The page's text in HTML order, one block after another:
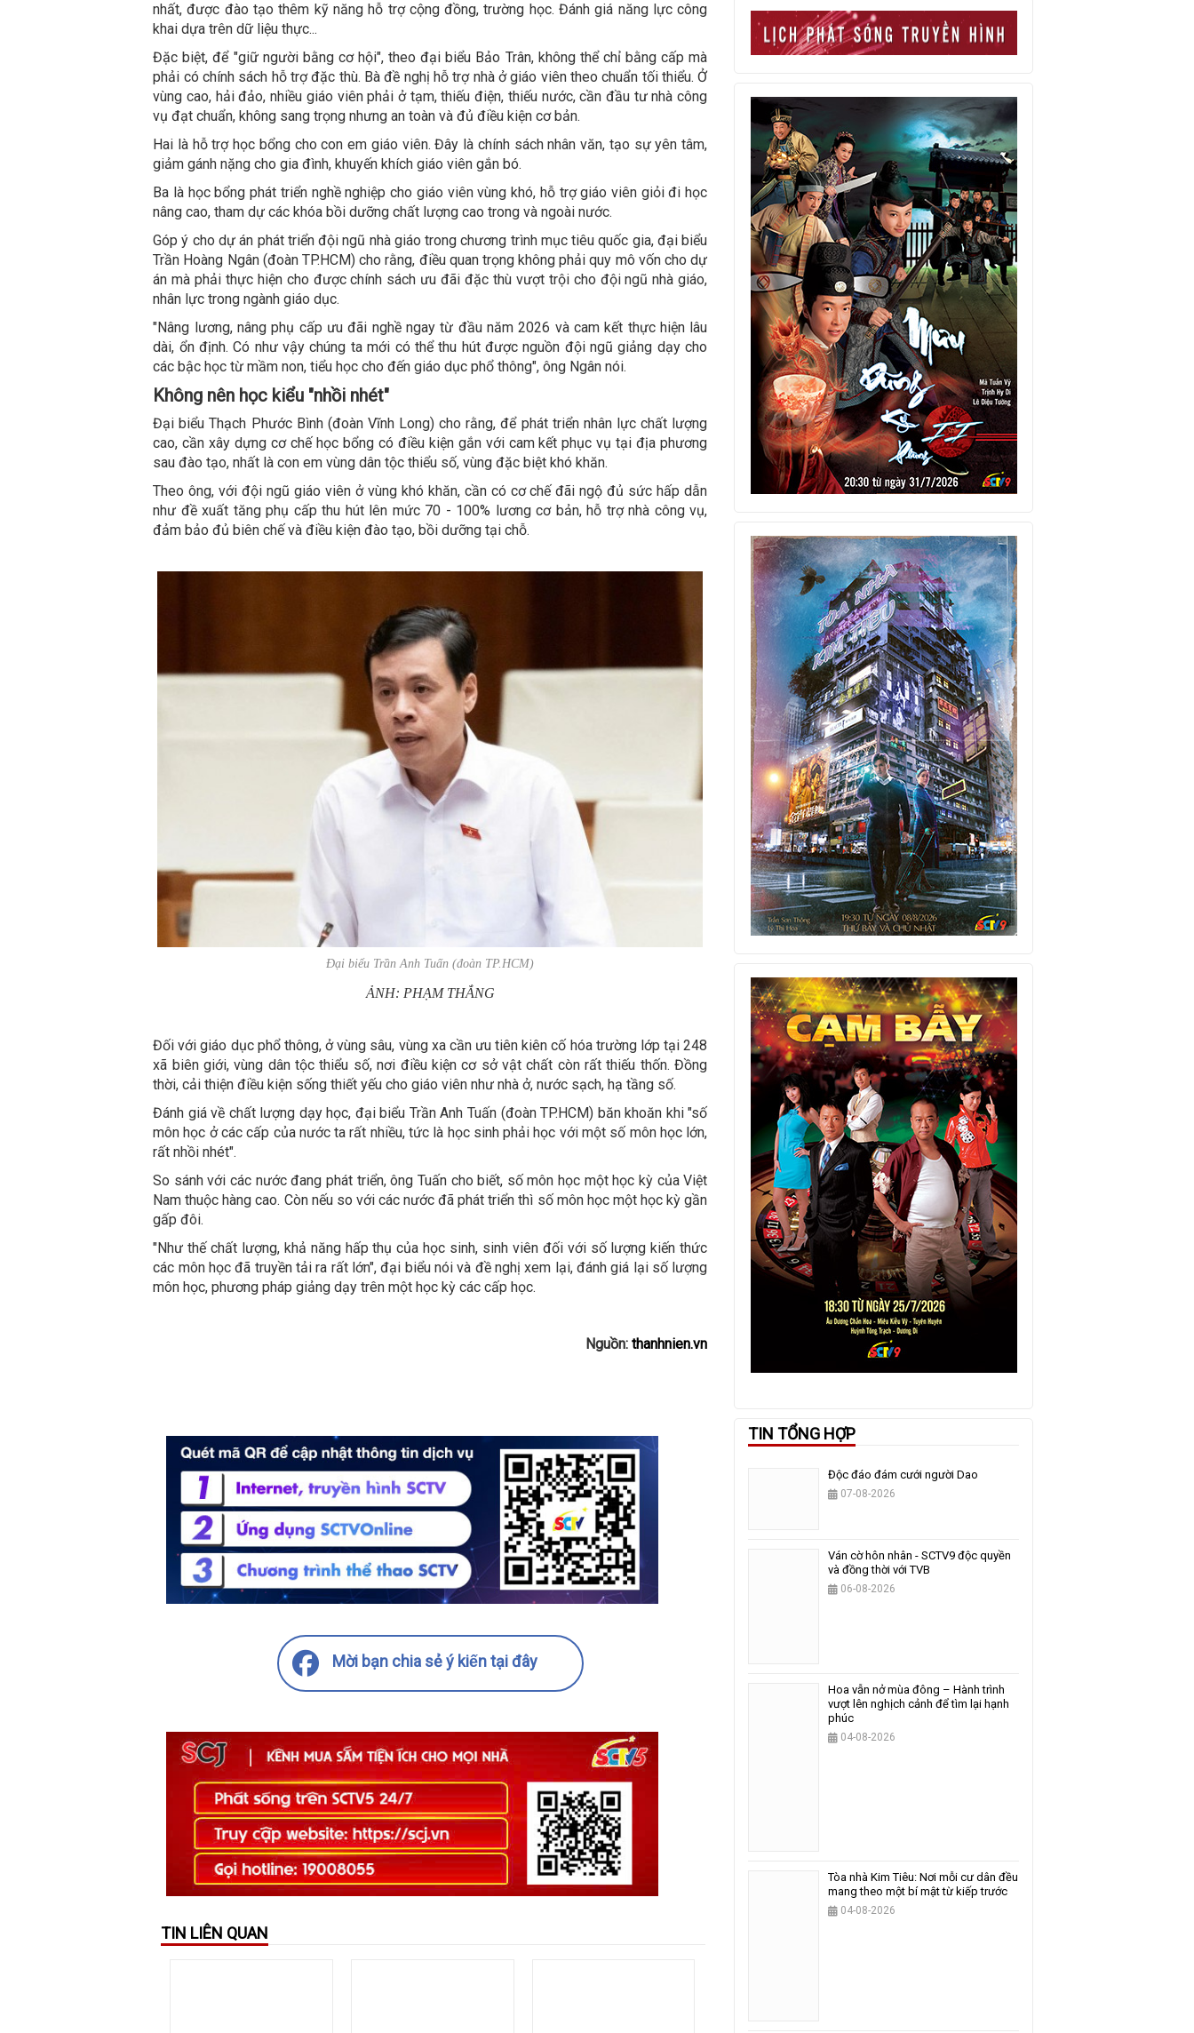
nhất, được đào tạo thêm kỹ năng hỗ trợ cộng đồng, trường học. Đánh giá năng lực công
khai dựa trên dữ liệu thực...
Đặc biệt, để "giữ người bằng cơ hội", theo đại biểu Bảo Trân, không thể chỉ bằng cấp mà
phải có chính sách hỗ trợ đặc thù. Bà đề nghị hỗ trợ nhà ở giáo viên theo chuẩn tối thiểu. Ở
vùng cao, hải đảo, nhiều giáo viên phải ở tạm, thiếu điện, thiếu nước, cần đầu tư nhà công
vụ đạt chuẩn, không sang trọng nhưng an toàn và đủ điều kiện cơ bản.
Hai là hỗ trợ học bổng cho con em giáo viên. Đây là chính sách nhân văn, tạo sự yên tâm,
giảm gánh nặng cho gia đình, khuyến khích giáo viên gắn bó.
Ba là học bổng phát triển nghề nghiệp cho giáo viên vùng khó, hỗ trợ giáo viên giỏi đi học
nâng cao, tham dự các khóa bồi dưỡng chất lượng cao trong và ngoài nước.
Góp ý cho dự án phát triển đội ngũ nhà giáo trong chương trình mục tiêu quốc gia, đại biểu
Trần Hoàng Ngân (đoàn TP.HCM) cho rằng, điều quan trọng không phải quy mô vốn cho dự
án mà phải thực hiện cho được chính sách ưu đãi đặc thù vượt trội cho đội ngũ nhà giáo,
nhân lực trong ngành giáo dục.
"Nâng lương, nâng phụ cấp ưu đãi nghề ngay từ đầu năm 2026 và cam kết thực hiện lâu
dài, ổn định. Có như vậy chúng ta mới có thể thu hút được nguồn đội ngũ giảng dạy cho
các bậc học từ mầm non, tiểu học cho đến giáo dục phổ thông", ông Ngân nói.
Không nên học kiểu "nhồi nhét"
Đại biểu Thạch Phước Bình (đoàn Vĩnh Long) cho rằng, để phát triển nhân lực chất lượng
cao, cần xây dựng cơ chế học bổng có điều kiện gắn với cam kết phục vụ tại địa phương
sau đào tạo, nhất là con em vùng dân tộc thiểu số, vùng đặc biệt khó khăn.
Theo ông, với đội ngũ giáo viên ở vùng khó khăn, cần có cơ chế đãi ngộ đủ sức hấp dẫn
như đề xuất tăng phụ cấp thu hút lên mức 70 - 100% lương cơ bản, hỗ trợ nhà công vụ,
đảm bảo đủ biên chế và điều kiện đào tạo, bồi dưỡng tại chỗ.
Đại biểu Trần Anh Tuấn (đoàn TP.HCM)
ẢNH: PHẠM THẮNG
Đối với giáo dục phổ thông, ở vùng sâu, vùng xa cần ưu tiên kiên cố hóa trường lớp tại 248
xã biên giới, vùng dân tộc thiểu số, nơi điều kiện cơ sở vật chất còn rất thiếu thốn. Đồng
thời, cải thiện điều kiện sống thiết yếu cho giáo viên như nhà ở, nước sạch, hạ tầng số.
Đánh giá về chất lượng dạy học, đại biểu Trần Anh Tuấn (đoàn TP.HCM) băn khoăn khi "số
môn học ở các cấp của nước ta rất nhiều, tức là học sinh phải học với một số môn học lớn,
rất nhồi nhét".
So sánh với các nước đang phát triển, ông Tuấn cho biết, số môn học một học kỳ của Việt
Nam thuộc hàng cao. Còn nếu so với các nước đã phát triển thì số môn học một học kỳ gần
gấp đôi.
"Như thế chất lượng, khả năng hấp thụ của học sinh, sinh viên đối với số lượng kiến thức
các môn học đã truyền tải ra rất lớn", đại biểu nói và đề nghị xem lại, đánh giá lại số lượng
môn học, phương pháp giảng dạy trên một học kỳ các cấp học.
Nguồn:thanhnien.vn
Mời bạn chia sẻ ý kiến tại đây
TIN LIÊN QUAN
TIN TỔNG HỢP
Độc đáo đám cưới người Dao
07-08-2026
Ván cờ hôn nhân - SCTV9 độc quyền
và đồng thời với TVB
06-08-2026
Hoa vẫn nở mùa đông – Hành trình
vượt lên nghịch cảnh để tìm lại hạnh
phúc
04-08-2026
Tòa nhà Kim Tiêu: Nơi mỗi cư dân đều
mang theo một bí mật từ kiếp trước
04-08-2026